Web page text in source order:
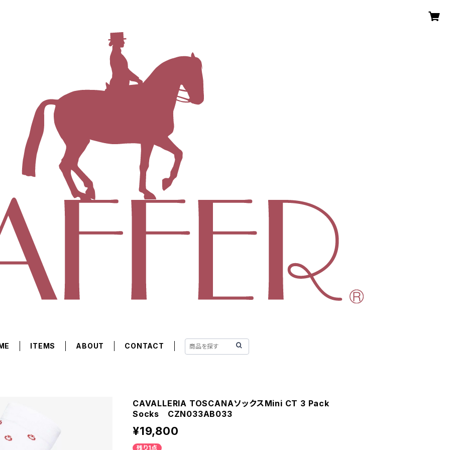
ITEMS ABOUT CONTACT
CAVALLERIA TOSCANAソックスMini CT 3 Pack
Socks CZN033AB033
¥19,800
残り1点